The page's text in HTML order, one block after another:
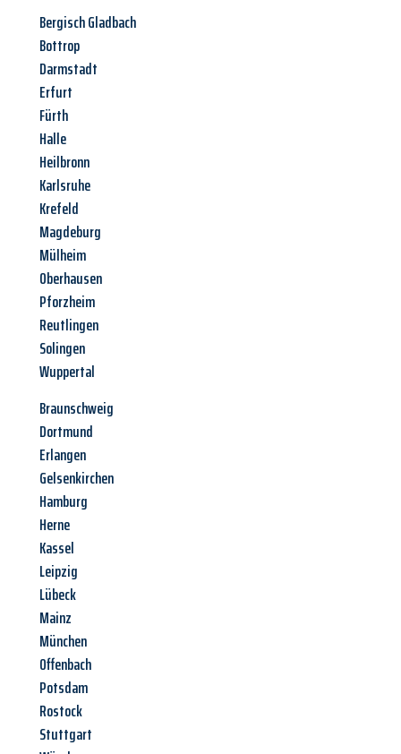
Bergisch Gladbach
Bottrop
Darmstadt
Erfurt
Fürth
Halle
Heilbronn
Karlsruhe
Krefeld
Magdeburg
Mülheim
Oberhausen
Pforzheim
Reutlingen
Solingen
Wuppertal
Braunschweig
Dortmund
Erlangen
Gelsenkirchen
Hamburg
Herne
Kassel
Leipzig
Lübeck
Mainz
München
Offenbach
Potsdam
Rostock
Stuttgart